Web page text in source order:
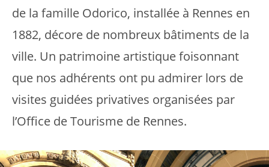
de la famille Odorico, installée à Rennes en
1882, décore de nombreux bâtiments de la
ville. Un patrimoine artistique foisonnant
que nos adhérents ont pu admirer lors de
visites guidées privatives organisées par
l’Office de Tourisme de Rennes.